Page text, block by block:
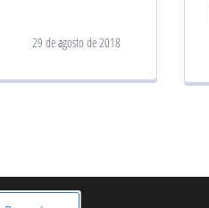
29 de agosto de 2018